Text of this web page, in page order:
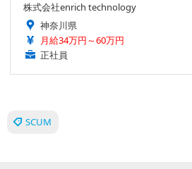
株式会社enrich technology
神奈川県
月給34万円～60万円
正社員
SCUM